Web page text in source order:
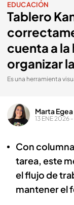
EDUCACIÓN
Tablero
cuenta a
organizar
Es una herramienta
Marta Egea
13 ENE 2026 -
Con
tarea, este
el flujo de
mantener el